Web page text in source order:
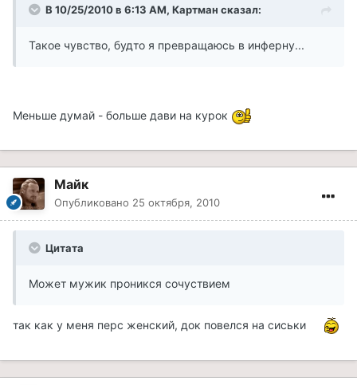
В 10/25/2010 в 6:13 AM, Картман сказал:
Такое чувство, будто я превращаюсь в инферну...
Меньше думай - больше дави на курок
Майк
Опубликовано 25 октября, 2010
Цитата
Может мужик проникся сочуствием
так как у меня перс женский, док повелся на сиськи